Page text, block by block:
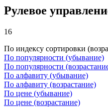
Рулевое
16
По индексу сортировки
По популярности (убывание)
По популярности
По алфавиту (убывание)
По алфавиту (возрастание)
По цене (убывание)
По цене (возрастание)